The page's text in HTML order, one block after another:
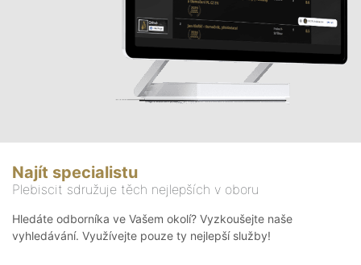
Najít specialistu
Plebiscit sdružuje těch nejlepších v oboru
Hledáte odborníka ve Vašem okolí? Vyzkoušejte naše
vyhledávání. Využívejte pouze ty nejlepší služby!